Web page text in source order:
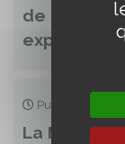
de 89
expert
Publié le
La Mélodie